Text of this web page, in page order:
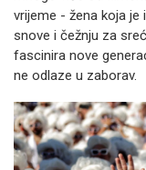
vrijeme - žena koja je
snove i čežnju za
fascinira nove
ne odlaze u zaborav.